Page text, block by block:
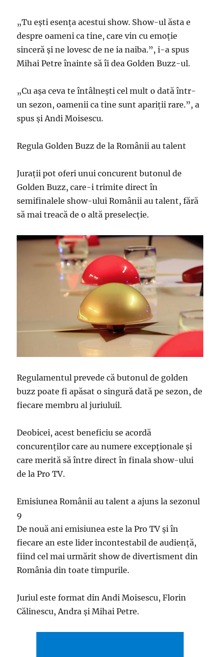
„Tu ești esența acestui show. Show-ul ăsta e
despre oameni ca tine, care vin cu emoție
sinceră și ne lovesc de ne ia naiba.”, i-a spus
Mihai Petre înainte să îi dea Golden Buzz-ul.
„Cu așa ceva te întâlnești cel mult o dată într-
un sezon, oamenii ca tine sunt apariții rare.”, a
spus și Andi Moisescu.
Regula Golden Buzz de la Românii au talent
Jurații pot oferi unui concurent butonul de
Golden Buzz, care-i trimite direct în
semifinalele show-ului Românii au talent, fără
să mai treacă de o altă preselecție.
Regulamentul prevede că butonul de golden
buzz poate fi apăsat o singură dată pe sezon, de
fiecare membru al juriuluil.
Deobicei, acest beneficiu se acordă
concurenților care au numere excepționale și
care merită să între direct în finala show-ului
de la Pro TV.
Emisiunea Românii au talent a ajuns la sezonul
9
De nouă ani emisiunea este la Pro TV și în
fiecare an este lider incontestabil de audiență,
fiind cel mai urmărit show de divertisment din
România din toate timpurile.
Juriul este format din Andi Moisescu, Florin
Călinescu, Andra și Mihai Petre.